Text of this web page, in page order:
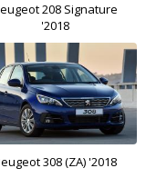
208 Signature
'2018
308 (ZA) '2018